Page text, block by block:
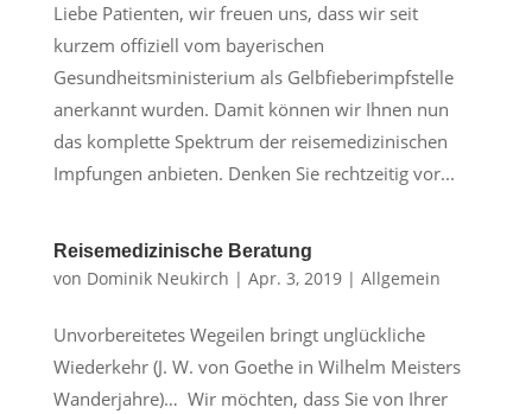
Liebe Patienten, wir freuen uns, dass wir seit
kurzem offiziell vom bayerischen
Gesundheitsministerium als Gelbfieberimpfstelle
anerkannt wurden. Damit können wir Ihnen nun
das komplette Spektrum der reisemedizinischen
Impfungen anbieten. Denken Sie rechtzeitig vor...
Reisemedizinische Beratung
von Dominik Neukirch | Apr. 3, 2019| Allgemein
Unvorbereitetes Wegeilen bringt unglückliche
Wiederkehr (J. W. von Goethe in Wilhelm Meisters
Wanderjahre)… Wir möchten, dass Sie von Ihrer